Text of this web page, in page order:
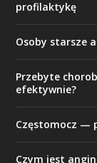
profilaktykę
Osoby starsze
Przebyte
efektywnie?
Częstomocz —
Czym jest